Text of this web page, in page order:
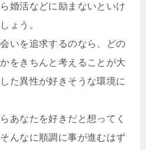
婚活などに励まないといけ
ょう。
いを追求するのなら、どの
をきちんと考えることが大
た異性が好きそうな環境に
あなたを好きだと想ってく
んなに順調に事が進むはず